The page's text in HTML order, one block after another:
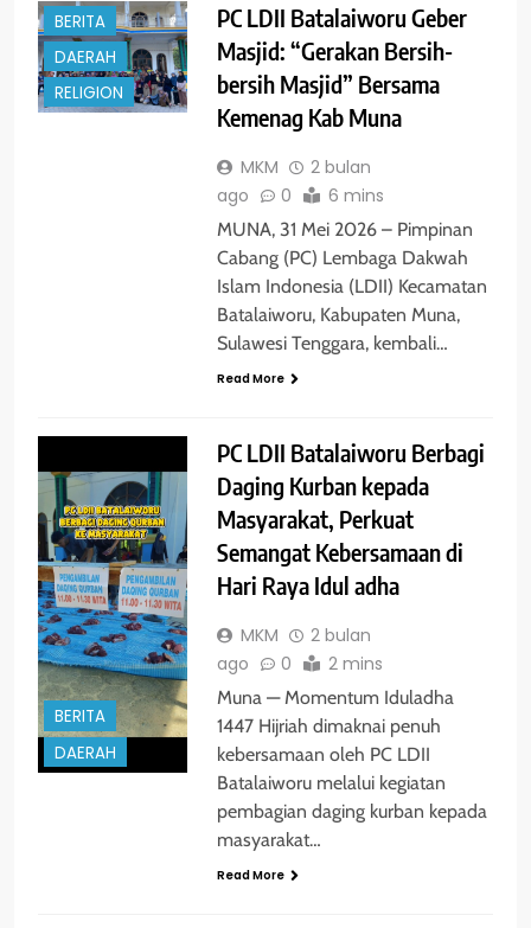
BERITA
DAERAH
RELIGION
PC LDII Batalaiworu Geber
Masjid: “Gerakan Bersih-
bersih Masjid” Bersama
Kemenag Kab Muna
MKM
2 bulan
ago
0 6 mins
MUNA, 31 Mei 2026 – Pimpinan
Cabang (PC) Lembaga Dakwah
Islam Indonesia (LDII) Kecamatan
Batalaiworu, Kabupaten Muna,
Sulawesi Tenggara, kembali…
Read More
BERITA
DAERAH
PC LDII Batalaiworu Berbagi
Daging Kurban kepada
Masyarakat, Perkuat
Semangat Kebersamaan di
Hari Raya Idul adha
MKM
2 bulan
ago
0 2 mins
Muna — Momentum Iduladha
1447 Hijriah dimaknai penuh
kebersamaan oleh PC LDII
Batalaiworu melalui kegiatan
pembagian daging kurban kepada
masyarakat…
Read More